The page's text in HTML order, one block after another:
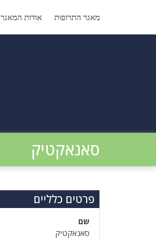
מאגר התרופות אודות המאגר
סאנאקטיק
פרטים כלליים
שם
סאנאקטיק